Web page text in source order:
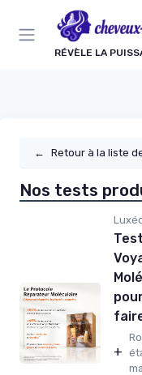
RÉVÈLE LA
← Retour à la liste
Nos tests
+
Panneau de gestion